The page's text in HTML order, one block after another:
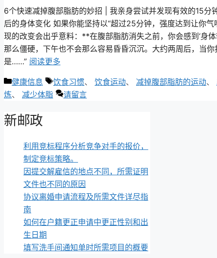
6个快速减掉腹部脂肪的妙招 | 我亲身尝试并发现有效的15分
后的身体变化 如果你能坚持以“超过25分钟，强度达到让你
现的改变会出乎意料：**在腹部脂肪消失之前，你会感到‘身
那么僵硬，下午也不会那么容易昏昏沉沉。大约两周后，当
是……” 阅读更多
类
别
健康信息
标
签
饮食习惯、 饮食运动、 减掉腹部脂肪的运动、
炼、 减少体脂 请留言
新邮政
利用竞标程序分析竞争对手的报价，
制定竞标策略。
因提交解雇信的地点不同，所需证明
文件也不同的原因
协议离婚申请流程及所需文件详尽指
南
如何在户籍更正申请中更正性别和出
生日期
填写洗手间通知单时所需项目的概要